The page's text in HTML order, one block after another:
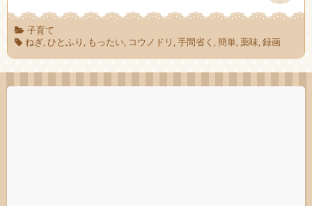
子育て
ねぎ,ひとふり , もったい, コウノドリ ,手間省く ,簡単,薬味,録画